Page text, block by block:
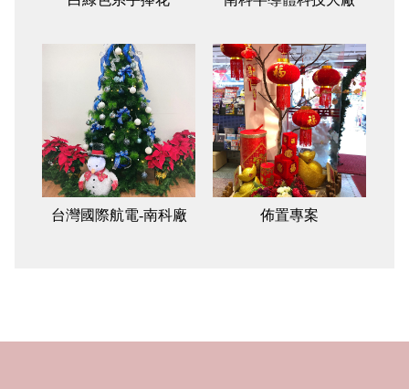
台灣國際航電-南科廠 佈置專案